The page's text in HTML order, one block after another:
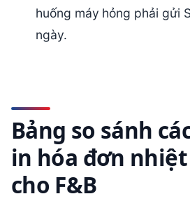
huống máy hỏng phải gửi
ngày.
Bảng so sánh
in hóa đơn
cho F&B